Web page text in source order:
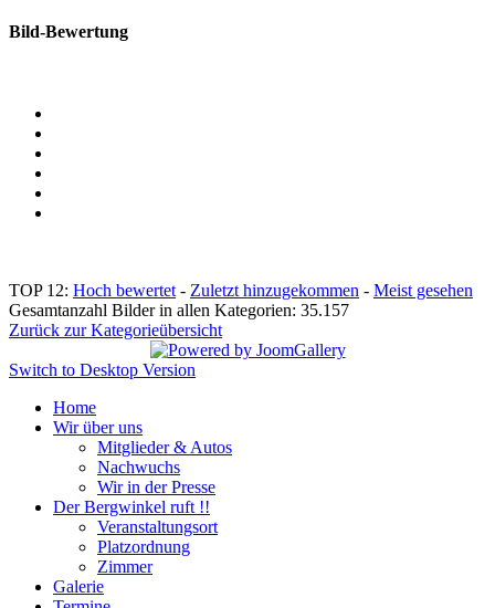
Bild-Bewertung
TOP 12: Hoch bewertet - Zuletzt hinzugekommen - Meist gesehen
Gesamtanzahl Bilder in allen Kategorien: 35.157
Zurück zur Kategorieübersicht
Switch to Desktop Version
Home
Wir über uns
Mitglieder & Autos
Nachwuchs
Wir in der Presse
Der Bergwinkel ruft !!
Veranstaltungsort
Platzordnung
Zimmer
Galerie